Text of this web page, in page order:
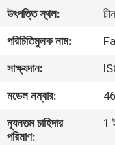
আমাদের
সম্পর্কে
কারখানা
ভ্রমণ
উৎপত্তি স্থল:
পরিচিতিমুলক নাম:
সাক্ষ্যদান:
মডেল নম্বার:
ন্যূনতম চাহিদার
পরিমাণ:
1